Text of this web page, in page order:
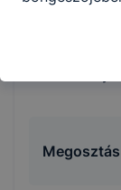
hallási
Kollégiumi
Megosztás